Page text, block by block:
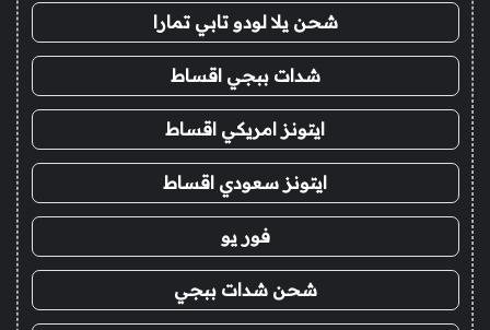
شحن يلا لودو تابي تمارا
شدات ببجي اقساط
ايتونز امريكي اقساط
ايتونز سعودي اقساط
فور يو
شحن شدات ببجي